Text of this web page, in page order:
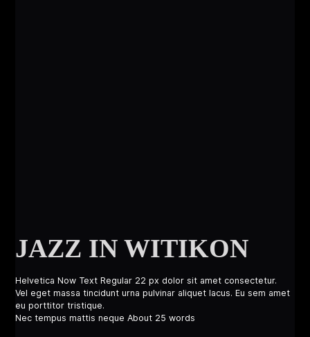
JAZZ IN WITIKON
Helvetica Now Text Regular 22 px dolor sit amet consectetur.
Vel eget massa tincidunt urna pulvinar aliquet lacus. Eu sem amet
eu porttitor tristique.
Nec tempus mattis neque About 25 words